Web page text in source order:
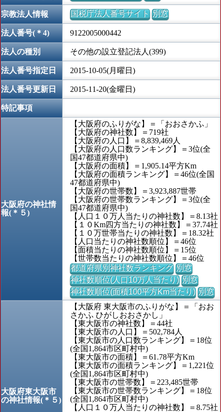
宗教法人情報 国税庁法人番号サイト 別窓
法人番号(＊4) 9122005000442
法人の種別 その他の設立登記法人(399)
法人番号指定日 2015-10-05(月曜日)
法人番号更新日 2015-11-20(金曜日)
特記事項
大阪府の神社情
報(＊５)
【大阪府のふりがな】＝「おおさかふ」
【大阪府の神社数】＝719社
【大阪府の人口】＝8,839,469人
【大阪府の人口数ランキング】＝3位(全
国47都道府県中)
【大阪府の面積】＝1,905.14平方Km
【大阪府の面積ランキング】＝46位(全国
47都道府県中)
【大阪府の世帯数】＝3,923,887世帯
【大阪府の世帯数ランキング】＝3位(全
国47都道府県中)
【人口１０万人当たりの神社数】＝8.13社
【１０Km四方当たりの神社数】＝37.74社
【１０万世帯当たりの神社数】＝18.32社
【人口当たりの神社数順位】＝46位
【面積当たりの神社数順位】＝15位
【世帯数当たりの神社数順位】＝46位
都道府県別神社数ランキング 別窓
神社数順位(人口10万人当たり) 別窓
神社数順位(面積100平方Km当たり) 別窓
大阪府東大阪市
の神社情報(＊５)
【大阪府 東大阪市のふりがな】＝「おお
さかふ ひがしおおさかし」
【東大阪市の神社数】＝44社
【東大阪市の人口】＝502,784人
【東大阪市の人口数ランキング】＝18位
(全国1,864市区町村中)
【東大阪市の面積】＝61.78平方Km
【東大阪市の面積ランキング】＝1,221位
(全国1,864市区町村中)
【東大阪市の世帯数】＝223,485世帯
【東大阪市の世帯数ランキング】＝18位
(全国1,864市区町村中)
【人口１０万人当たりの神社数】＝8.75社